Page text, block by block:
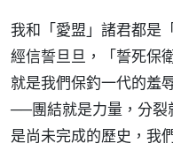
我和「愛盟」諸君都是
經信誓旦旦，「誓死保
就是我們保釣一代的羞
──團結就是力量，分裂
是尚未完成的歷史，我